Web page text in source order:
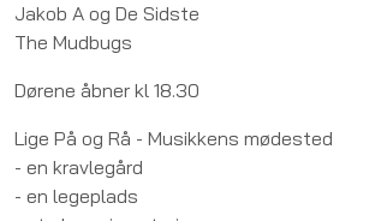
Jakob A og De Sidste
The Mudbugs
Dørene åbner kl 18.30
Lige På og Rå - Musikkens mødested
- en kravlegård
- en legeplads